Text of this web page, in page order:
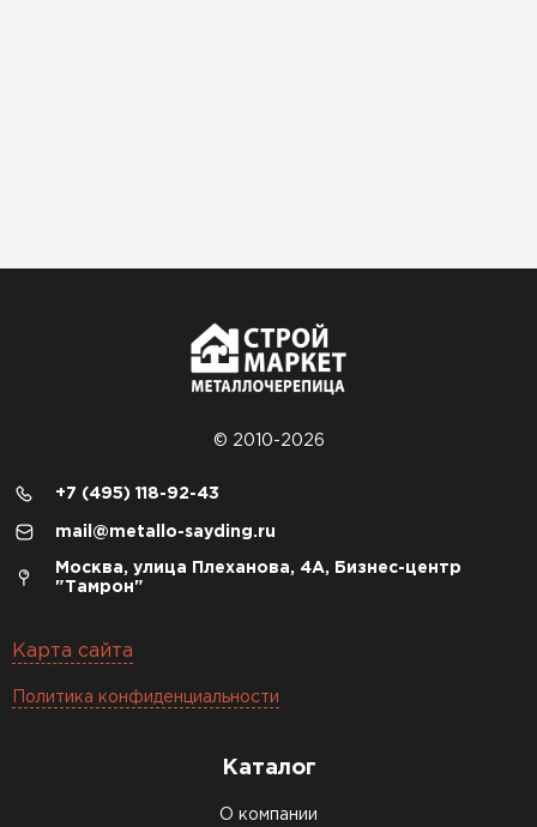
© 2010-2026
+7 (495) 118-92-43
mail@metallo-sayding.ru
Москва, улица Плеханова, 4А, Бизнес-центр
"Тамрон"
Карта сайта
Политика конфиденциальности
Каталог
О компании